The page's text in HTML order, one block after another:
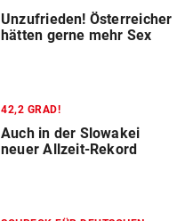
Unzufrieden! Österreicher
hätten gerne mehr Sex
42,2 GRAD!
Auch in der Slowakei
neuer Allzeit-Rekord